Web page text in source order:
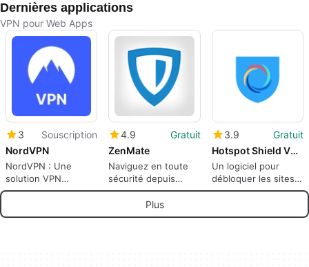
Dernières applications
VPN pour Web Apps
3
Souscription
NordVPN
NordVPN : Une
solution VPN
complète
4.9
Gratuit
ZenMate
Naviguez en toute
sécurité depuis
n'importe où dans le
3.9
Gratuit
Hotspot Shield VPN Chrome Extension
Un logiciel pour
débloquer les sites
et contenus
Plus